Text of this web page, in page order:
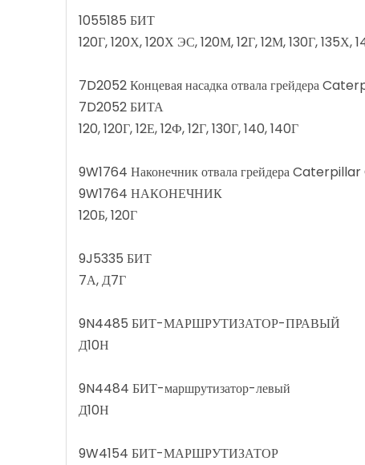
1055185 БИТ
120Г, 120Х, 120Х ЭС, 120М, 12Г, 12М, 130Г, 135Х,
7D2052 Концевая насадка отвала грейдера
7D2052 БИТА
120, 120Г, 12Е, 12Ф, 12Г, 130Г, 140, 140Г
9W1764 Наконечник отвала грейдера
9W1764 НАКОНЕЧНИК
120Б, 120Г
9J5335 БИТ
7А, Д7Г
9N4485 БИТ-МАРШРУТИЗАТОР-ПРАВЫЙ
Д10Н
9N4484 БИТ-маршрутизатор-левый
Д10Н
9W4154 БИТ-МАРШРУТИЗАТОР